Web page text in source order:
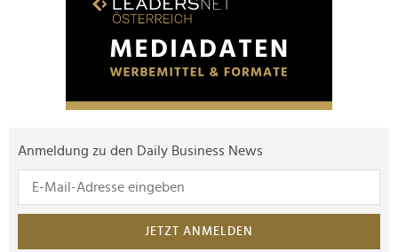
Anmeldung zu den Daily Business News
JETZT ANMELDEN